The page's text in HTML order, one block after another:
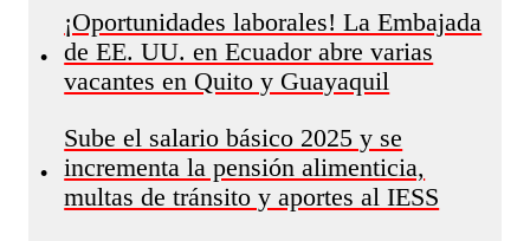
•
¡Oportunidades laborales! La Embajada
de EE. UU. en Ecuador abre varias
vacantes en Quito y Guayaquil
•
Sube el salario básico 2025 y se
incrementa la pensión alimenticia,
multas de tránsito y aportes al IESS